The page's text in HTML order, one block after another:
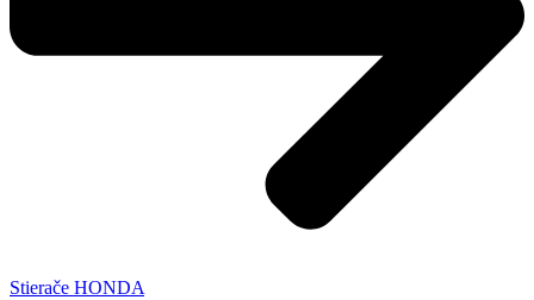
Stierače HONDA